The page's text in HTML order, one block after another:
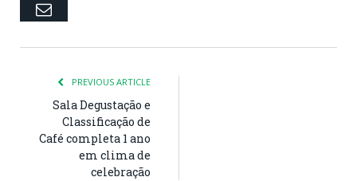
Email
PREVIOUS ARTICLE
Sala Degustação e
Classificação de
Café completa 1 ano
em clima de
celebração